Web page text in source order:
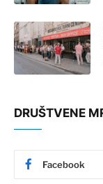
DRUŠTVENE
Facebook